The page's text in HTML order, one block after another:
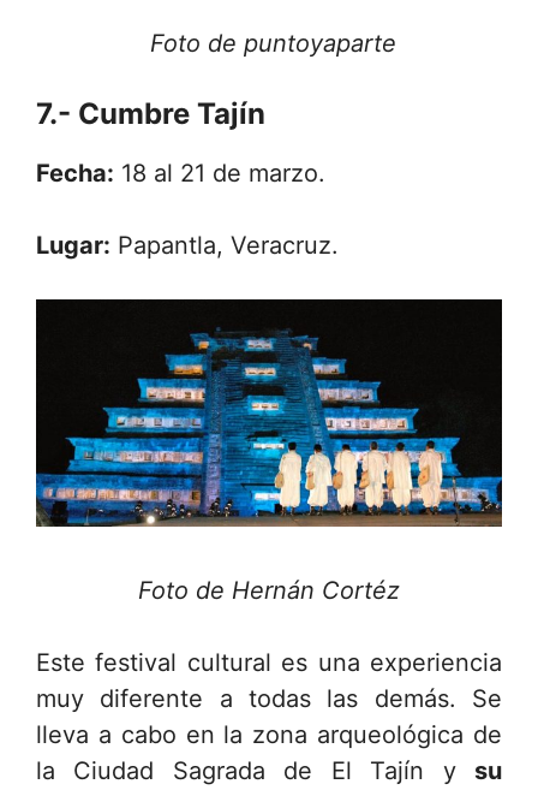
Foto de puntoyaparte
7.- Cumbre Tajín
Fecha: 18 al 21 de marzo.
Lugar: Papantla, Veracruz.
Foto de Hernán Cortéz
Este festival cultural es una experiencia
muy diferente a todas las demás. Se
lleva a cabo en la zona arqueológica de
la Ciudad Sagrada de El Tajín y su